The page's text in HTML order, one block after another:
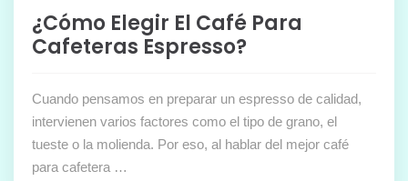
¿Cómo Elegir El Café Para
Cafeteras Espresso?
Cuando pensamos en preparar un espresso de calidad,
intervienen varios factores como el tipo de grano, el
tueste o la molienda. Por eso, al hablar del mejor café
para cafetera …